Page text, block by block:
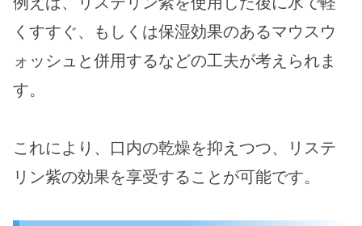
くすすぐ、もしくは保湿効果のあるマウスウ
ォッシュと併用するなどの工夫が考えられま
す。
これにより、口内の乾燥を抑えつつ、リステ
リン紫の効果を享受することが可能です。